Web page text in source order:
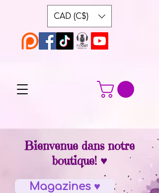
CAD (C$)
Bienvenue dans notre
boutique! ♥
Magazines ♥